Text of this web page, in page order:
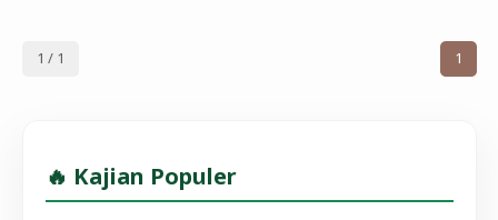
1 / 1 1
🔥 Kajian Populer